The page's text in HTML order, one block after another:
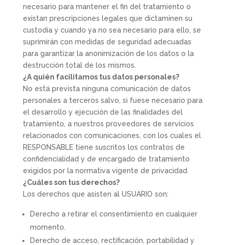
necesario para mantener el fin del tratamiento o
existan prescripciones legales que dictaminen su
custodia y cuando ya no sea necesario para ello, se
suprimirán con medidas de seguridad adecuadas
para garantizar la anonimización de los datos o la
destrucción total de los mismos.
¿A quién facilitamos tus datos personales?
No está prevista ninguna comunicación de datos
personales a terceros salvo, si fuese necesario para
el desarrollo y ejecución de las finalidades del
tratamiento, a nuestros proveedores de servicios
relacionados con comunicaciones, con los cuales el
RESPONSABLE tiene suscritos los contratos de
confidencialidad y de encargado de tratamiento
exigidos por la normativa vigente de privacidad.
¿Cuáles son tus derechos?
Los derechos que asisten al USUARIO son:
Derecho a retirar el consentimiento en cualquier
momento.
Derecho de acceso, rectificación, portabilidad y